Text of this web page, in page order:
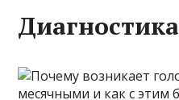
Диагностика